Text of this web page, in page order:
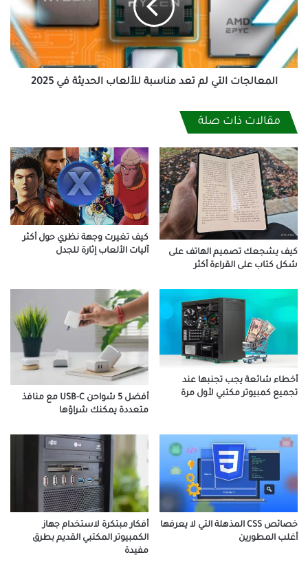
مناسبة
للألعاب
الحديثة
في
2025
المعالجات التي لم تعد مناسبة للألعاب الحديثة في 2025
مقالات ذات صلة
كيف يشجعك تصميم الهاتف على
شكل كتاب على القراءة أكثر
كيف تغيرت وجهة نظري حول أكثر
آليات الألعاب إثارة للجدل
أخطاء شائعة يجب تجنبها عند
تجميع كمبيوتر مكتبي لأول مرة
أفضل 5 شواحن USB-C مع منافذ
متعددة يمكنك شراؤها
خصائص CSS المذهلة التي لا يعرفها
أغلب المطورين
أفكار مبتكرة لاستخدام جهاز
الكمبيوتر المكتبي القديم بطرق
مفيدة